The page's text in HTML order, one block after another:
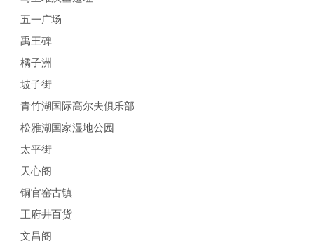
五一广场
禹王碑
橘子洲
坡子街
青竹湖国际高尔夫俱乐部
松雅湖国家湿地公园
太平街
天心阁
铜官窑古镇
王府井百货
文昌阁